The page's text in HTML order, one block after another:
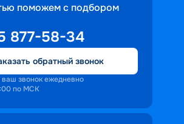
поможем с подбором
877-58-34
обратный звонок
звонок ежедневно
по МСК